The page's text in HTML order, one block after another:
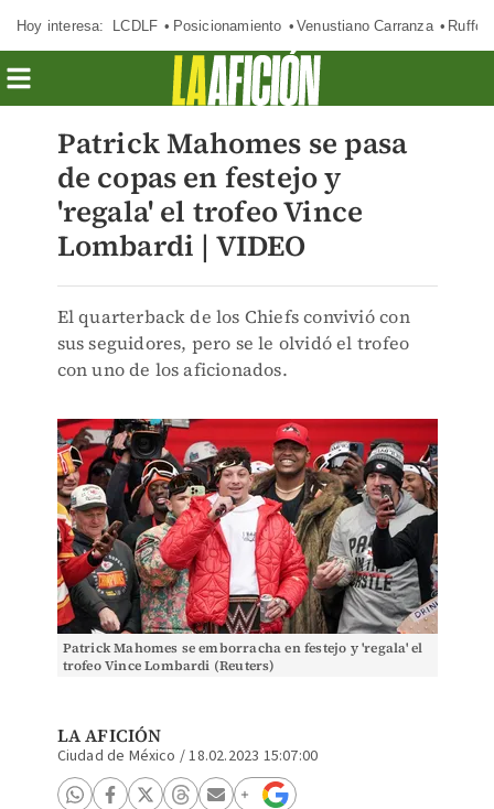
Hoy interesa: LCDLF Posicionamiento Venustiano Carranza Ruffo
Patrick Mahomes se pasa
de copas en festejo y
'regala' el trofeo Vince
Lombardi | VIDEO
El quarterback de los Chiefs convivió con
sus seguidores, pero se le olvidó el trofeo
con uno de los aficionados.
Patrick Mahomes se emborracha en festejo y 'regala' el
trofeo Vince Lombardi (Reuters)
LA AFICIÓN
Ciudad de México /18.02.2023 15:07:00